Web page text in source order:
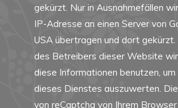
gekürzt. Nur in Ausnahmefällen
IP-Adresse an einen Server von
USA übertragen und dort
des Betreibers dieser Website
diese Informationen benutzen,
dieses Dienstes auszuwerten.
von reCaptcha von Ihrem